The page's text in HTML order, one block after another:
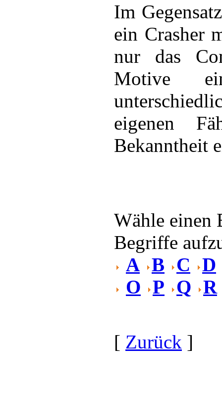
Im
ein Crasher
nur das
Motive
eigenen
Bekanntheit
Wähle einen
Begriffe
A B C
D
O P Q R
[ Zurück ]